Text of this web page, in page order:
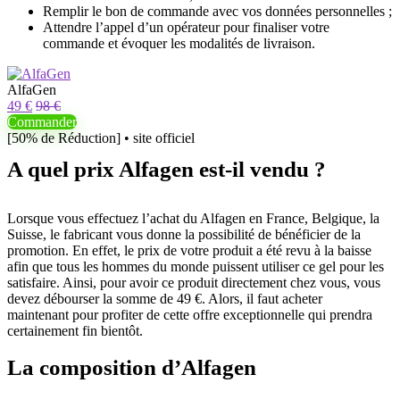
Remplir le bon de commande avec vos données personnelles ;
Attendre l’appel d’un opérateur pour finaliser votre
commande et évoquer les modalités de livraison.
AlfaGen
49 € 98 €
Commander
[50% de Réduction] • site officiel
A quel prix Alfagen est-il vendu ?
Lorsque vous effectuez l’achat du Alfagen en France, Belgique, la
Suisse, le fabricant vous donne la possibilité de bénéficier de la
promotion. En effet, le prix de votre produit a été revu à la baisse
afin que tous les hommes du monde puissent utiliser ce gel pour les
satisfaire. Ainsi, pour avoir ce produit directement chez vous, vous
devez débourser la somme de 49 €. Alors, il faut acheter
maintenant pour profiter de cette offre exceptionnelle qui prendra
certainement fin bientôt.
La composition d’Alfagen